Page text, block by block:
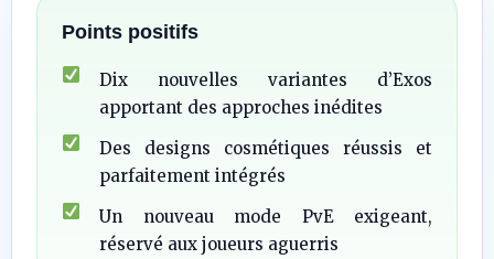
Points positifs
Dix nouvelles variantes d’Exos
apportant des approches inédites
Des designs cosmétiques réussis et
parfaitement intégrés
Un nouveau mode PvE exigeant,
réservé aux joueurs aguerris